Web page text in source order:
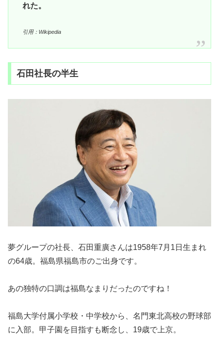
れた。
引用：Wikipedia
石田社長の半生
夢グループの社長、石田重廣さんは1958年7月1日生まれ
の64歳。福島県福島市のご出身です。
あの独特の口調は福島なまりだったのですね！
福島大学付属小学校・中学校から、名門東北高校の野球部
に入部。甲子園を目指すも断念し、19歳で上京。